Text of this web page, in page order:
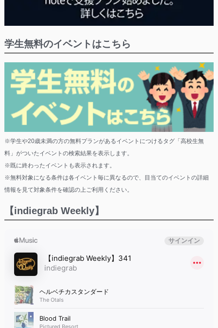
学生無料のイベントはこちら
※学生や20歳未満の方の無料プランがあるイベントにつけるタグ「高校生無
料」がついたイベントの検索結果を表示します。
※既に終わったイベントも表示されます。
※無料対象になる条件は各イベント毎に異なるので、目当てのイベントの詳細
情報を見て対象条件を確認の上ご利用ください。
【indiegrab Weekly】